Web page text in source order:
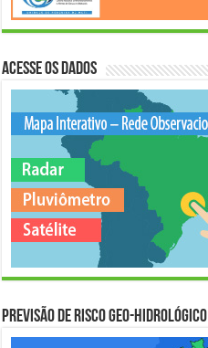
Acesse os Dados
Previsão de Risco Geo-Hidrológico